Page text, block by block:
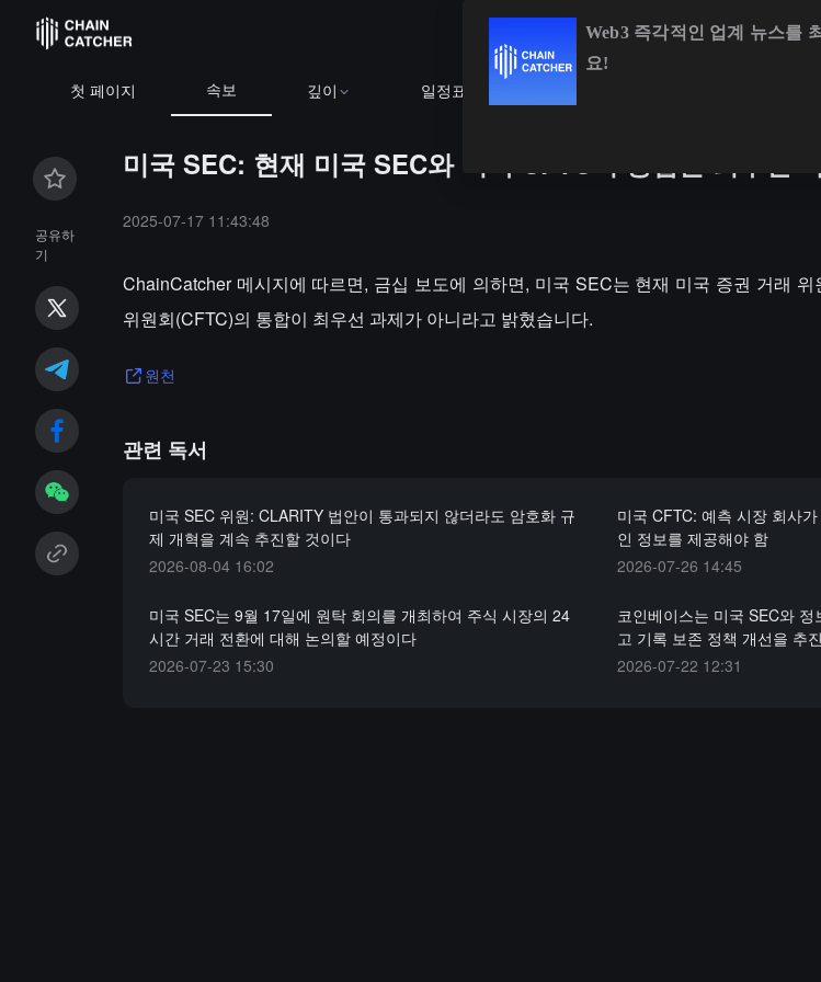
첫 페이지 속보 깊이 일정표
공유하
기
미국 SEC: 현재 미국 SEC와 미국 CFTC의 통합은 최우선
2025-07-17 11:43:48
ChainCatcher 메시지에 따르면, 금십 보도에 의하면, 미국 SEC는 현재 미국 증권 거래
위원회(CFTC)의 통합이 최우선 과제가 아니라고 밝혔습니다.
원천
관련 독서
미국 SEC 위원: CLARITY 법안이 통과되지 않더라도 암호화 규
제 개혁을 계속 추진할 것이다
2026-08-04 16:02
미국 CFTC: 예측 시장 회사
인 정보를 제공해야 함
2026-07-26 14:45
미국 SEC는 9월 17일에 원탁 회의를 개최하여 주식 시장의 24
시간 거래 전환에 대해 논의할 예정이다
2026-07-23 15:30
코인베이스는 미국 SEC와
고 기록 보존 정책 개선을 추
2026-07-22 12:31
Web3 즉각적인 업계 뉴스를
요!